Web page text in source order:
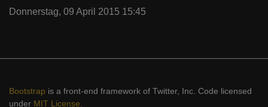
Donnerstag, 09 April 2015 15:45
Bootstrap is a front-end framework of Twitter, Inc. Code licensed
under MIT License.